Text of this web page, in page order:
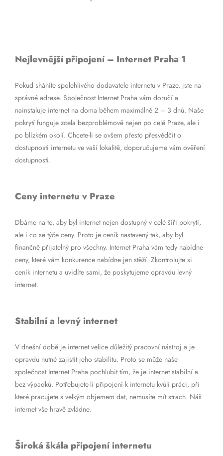
Nejlevnější připojení – Internet Praha 1
Pokud sháníte spolehlivého dodavatele internetu v Praze, jste na
správné adrese. Společnost Internet Praha vám doručí a
nainstaluje internet na doma během maximálně 2 – 3 dnů. Naše
pokrytí funguje zcela bezproblémově nejen po celé Praze, ale i
po blízkém okolí. Chcete-li se ovšem přesto přesvědčit o
dostupnosti internetu ve vaší lokalitě, doporučujeme vám ověření
dostupnosti.
Ceny internetu v Praze
Dbáme na to, aby byl internet nejen dostupný v celé šíři pokrytí,
ale i co se týče ceny. Proto je ceník nastavený tak, aby byl
finančně přijatelný pro všechny. Internet Praha vám tedy nabídne
ceny, které vám konkurence nabídne jen stěží. Zkontrolujte si
ceník internetu a uvidíte sami, že poskytujeme opravdu levný
internet.
Stabilní a levný internet
V dnešní době je internet velice důležitý pracovní nástroj a je
opravdu nutné zajistit jeho stabilitu. Proto se může naše
společnost Internet Praha pochlubit tím, že je internet stabilní a
bez výpadků. Potřebujete-li připojení k internetu kvůli práci, při
které pracujete s velkým objemem dat, nemusíte mít strach. Náš
internet vše hravě zvládne.
Široká škála připojení internetu